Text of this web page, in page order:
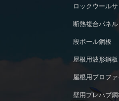
ロックウール
断熱複合パネル
段ボール鋼板
屋根用波形鋼板
屋根用プロフ
壁用プレハブ